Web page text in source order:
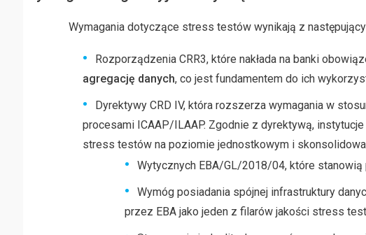
Wymagania dotyczące stress testów wynikają z
Rozporządzenia CRR3, które nakłada na banki
agregację danych, co jest fundamentem do ich
Dyrektywy CRD IV, która rozszerza wymagania w
procesami ICAAP/ILAAP. Zgodnie z dyrektywą,
stress testów na poziomie jednostkowym i
Wytycznych EBA/GL/2018/04, które
Wymóg posiadania spójnej infrastruktury
przez EBA jako jeden z filarów jakości stress